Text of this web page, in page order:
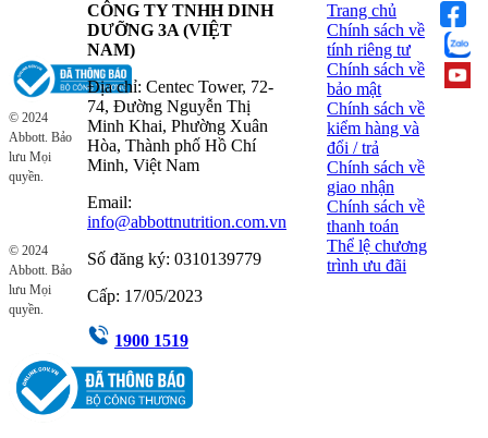
© 2024
Abbott. Bảo
lưu Mọi
quyền.
© 2024
Abbott. Bảo
lưu Mọi
quyền.
CÔNG TY TNHH DINH
DƯỠNG 3A (VIỆT
NAM)
Địa chỉ: Centec Tower, 72-
74, Đường Nguyễn Thị
Minh Khai, Phường Xuân
Hòa, Thành phố Hồ Chí
Minh, Việt Nam
Email:
info@abbottnutrition.com.vn
Số đăng ký: 0310139779
Cấp: 17/05/2023
1900 1519
Trang chủ
Chính sách về
tính riêng tư
Chính sách về
bảo mật
Chính sách về
kiểm hàng và
đổi / trả
Chính sách về
giao nhận
Chính sách về
thanh toán
Thể lệ chương
trình ưu đãi